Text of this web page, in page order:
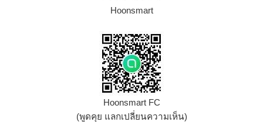
Hoonsmart
Hoonsmart FC
(พูดคุย แลกเปลี่ยนความเห็น)